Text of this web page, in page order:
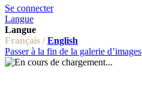
Se connecter
Langue
Langue
Français / English
Passer à la fin de la galerie d’images